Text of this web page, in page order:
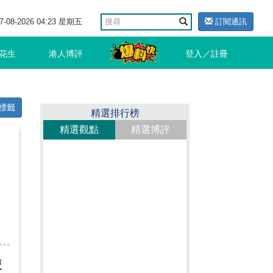
08-2026 04:23 星期五 訂閱通訊
生 港人博評 登入／註冊
籤
精選排行榜
精選觀點
精選博評